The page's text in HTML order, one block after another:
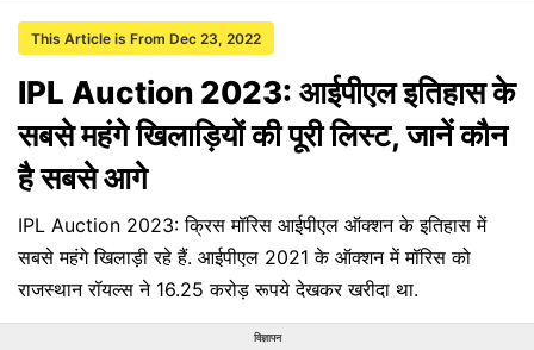
This Article is From Dec 23, 2022
IPL Auction 2023: आईपीएल इतिहास के
सबसे महंगे खिलाड़ियों की पूरी लिस्ट, जानें कौन
है सबसे आगे
IPL Auction 2023: क्रिस मॉरिस आईपीएल ऑक्शन के इतिहास में
सबसे महंगे खिलाड़ी रहे हैं. आईपीएल 2021 के ऑक्शन में मॉरिस को
राजस्थान रॉयल्स ने 16.25 करोड़ रूपये देखकर खरीदा था.
विज्ञापन